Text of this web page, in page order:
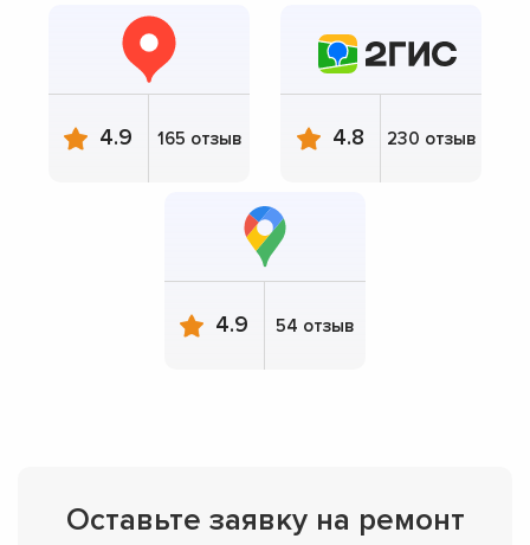
4.9 165 отзыв 4.8 230 отзыв
4.9 54 отзыв
Оставьте заявку на ремонт